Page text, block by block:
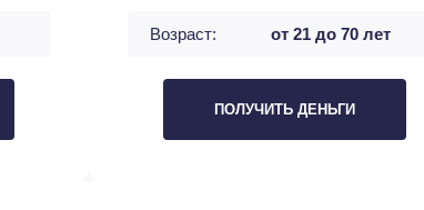
Возраст: от 21 до 70 лет
ПОЛУЧИТЬ ДЕНЬГИ